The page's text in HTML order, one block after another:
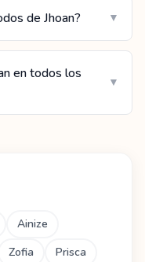
de Jhoan? ▼
en todos los
▼
Ainize
Zofia
Prisca